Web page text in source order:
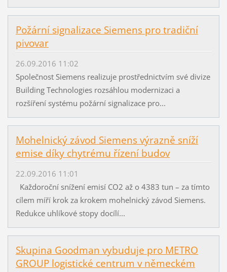
Požární signalizace Siemens pro tradiční
pivovar
26.09.2016 11:02
Společnost Siemens realizuje prostřednictvím své divize
Building Technologies rozsáhlou modernizaci a
rozšíření systému požární signalizace pro...
Mohelnický závod Siemens výrazně sníží
emise díky chytrému řízení budov
22.09.2016 11:01
Každoroční snížení emisí CO2 až o 4383 tun – za tímto
cílem míří krok za krokem mohelnický závod Siemens.
Redukce uhlíkové stopy docílí...
Skupina Goodman vybuduje pro METRO
GROUP logistické centrum v německém